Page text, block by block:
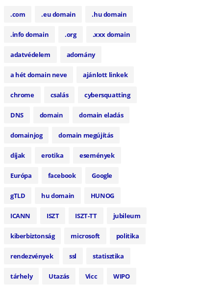
.com .eu domain .hu domain
.info domain .org .xxx domain
adatvédelem adomány
a hét domain neve ajánlott linkek
chrome csalás cybersquatting
DNS domain domain eladás
domainjog domain megújítás
díjak erotika események
Európa facebook Google
gTLD hu domain HUNOG
ICANN ISZT ISZT-TT jubileum
kiberbiztonság microsoft politika
rendezvények ssl statisztika
tárhely Utazás Vicc WIPO